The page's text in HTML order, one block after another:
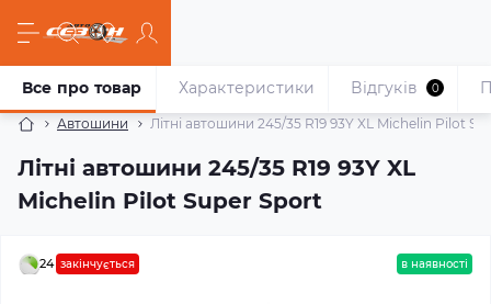
Автошини Літні автошини 245/35 R19 93Y XL Michelin Pilot
Літні автошини 245/35 R19 93Y XL
Michelin Pilot Super Sport
Все про товар Характеристики Відгуків 0
24 закінчується в наявності